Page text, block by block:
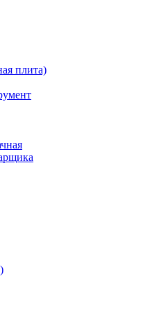
плита)